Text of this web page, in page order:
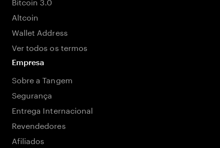
Altcoin
Wallet Address
Ver todos os termos
Empresa
Sobre a Tangem
Segurança
Entrega Internacional
Revendedores
Afiliados